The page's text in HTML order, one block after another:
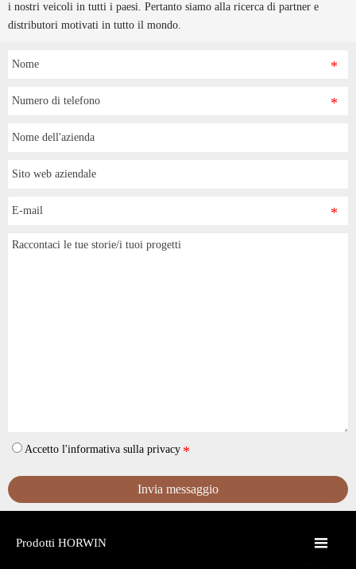
i nostri veicoli in tutti i paesi. Pertanto siamo alla ricerca di partner e
distributori motivati in tutto il mondo.
Accetto l'informativa sulla privacy
Invia messaggio
Prodotti HORWIN 